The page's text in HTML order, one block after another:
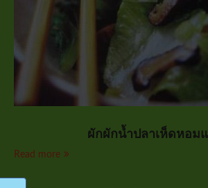
ผักผักน้ำปลาเห็ดหอม
Read more